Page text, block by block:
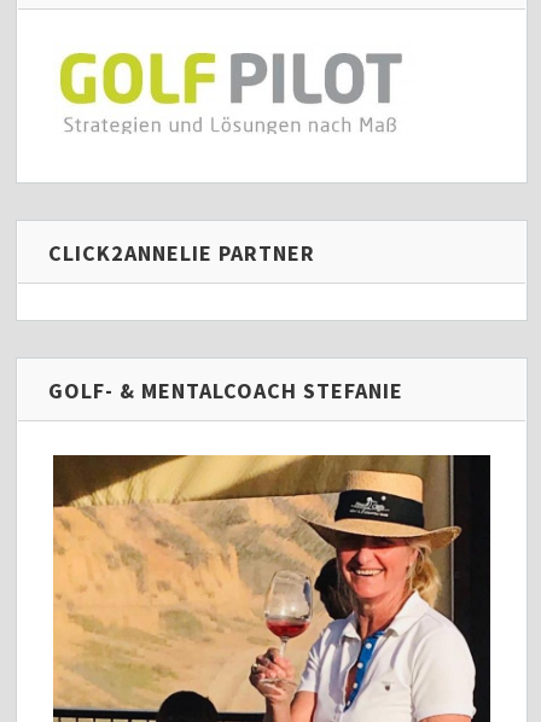
CLICK2ANNELIE PARTNER
GOLF- & MENTALCOACH STEFANIE